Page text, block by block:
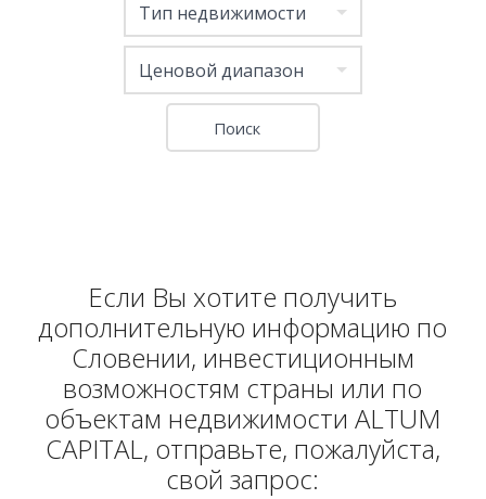
Тип недвижимости
Ценовой диапазон
Если Вы хотите получить
дополнительную информацию по
Словении, инвестиционным
возможностям страны или по
объектам недвижимости ALTUM
CAPITAL, отправьте, пожалуйста,
свой запрос: